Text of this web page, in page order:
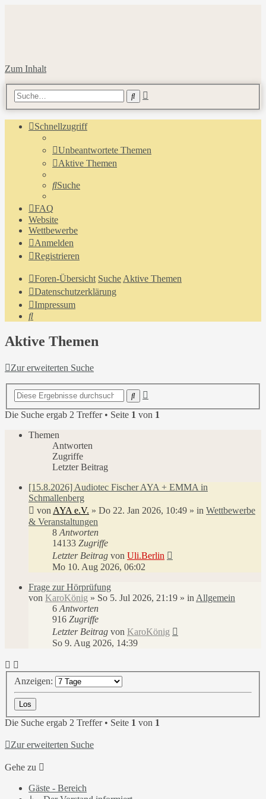
Zum Inhalt
Suche
Schnellzugriff
Unbeantwortete Themen
Aktive Themen
Suche
FAQ
Website
Wettbewerbe
Anmelden
Registrieren
Foren-Übersicht Suche Aktive Themen
Datenschutzerklärung
Impressum
Suche
Aktive Themen
Zur erweiterten Suche
Suche
Die Suche ergab 2 Treffer • Seite 1 von 1
Themen
Antworten
Zugriffe
Letzter Beitrag
[15.8.2026] Audiotec Fischer AYA + EMMA in
Schmallenberg
von AYA e.V. » Do 22. Jan 2026, 10:49 » in Wettbewerbe
& Veranstaltungen
8 Antworten
14133 Zugriffe
Letzter Beitrag von Uli.Berlin
Mo 10. Aug 2026, 06:02
Frage zur Hörprüfung
von KaroKönig » So 5. Jul 2026, 21:19 » in Allgemein
6 Antworten
916 Zugriffe
Letzter Beitrag von KaroKönig
So 9. Aug 2026, 14:39
Anzeigen:
Die Suche ergab 2 Treffer • Seite 1 von 1
Zur erweiterten Suche
Gehe zu
Gäste - Bereich